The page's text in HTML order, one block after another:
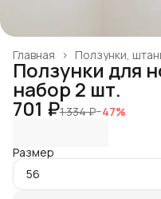
Ползунки,
Главная ›
Ползунки для
набор 2 шт.
701 ₽1 334 ₽−47%
Размер
56